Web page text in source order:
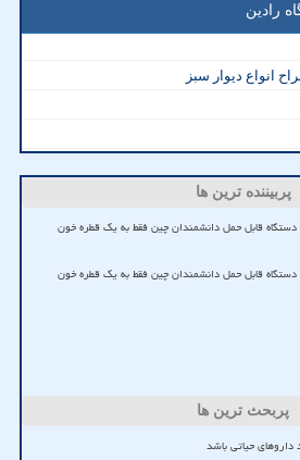
رادین
انواع دیوار سبز
پربیننده ترین ها
با دقت ۹۵ درصدی دستگاه قابل حمل دانشمندان چین فقط به یک قطره خون
با دقت 95 درصدی دستگاه قابل حمل دانشمندان چین فقط به یک قطره خون
پربحث ترین ها
حیاتی باشد